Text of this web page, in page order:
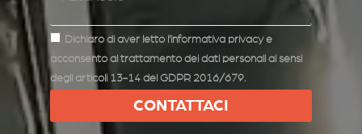
Dichiaro di aver letto l’informativa privacy e
acconsento al trattamento dei dati personali ai sensi
degli articoli 13-14 del GDPR 2016/679.
CONTATTACI